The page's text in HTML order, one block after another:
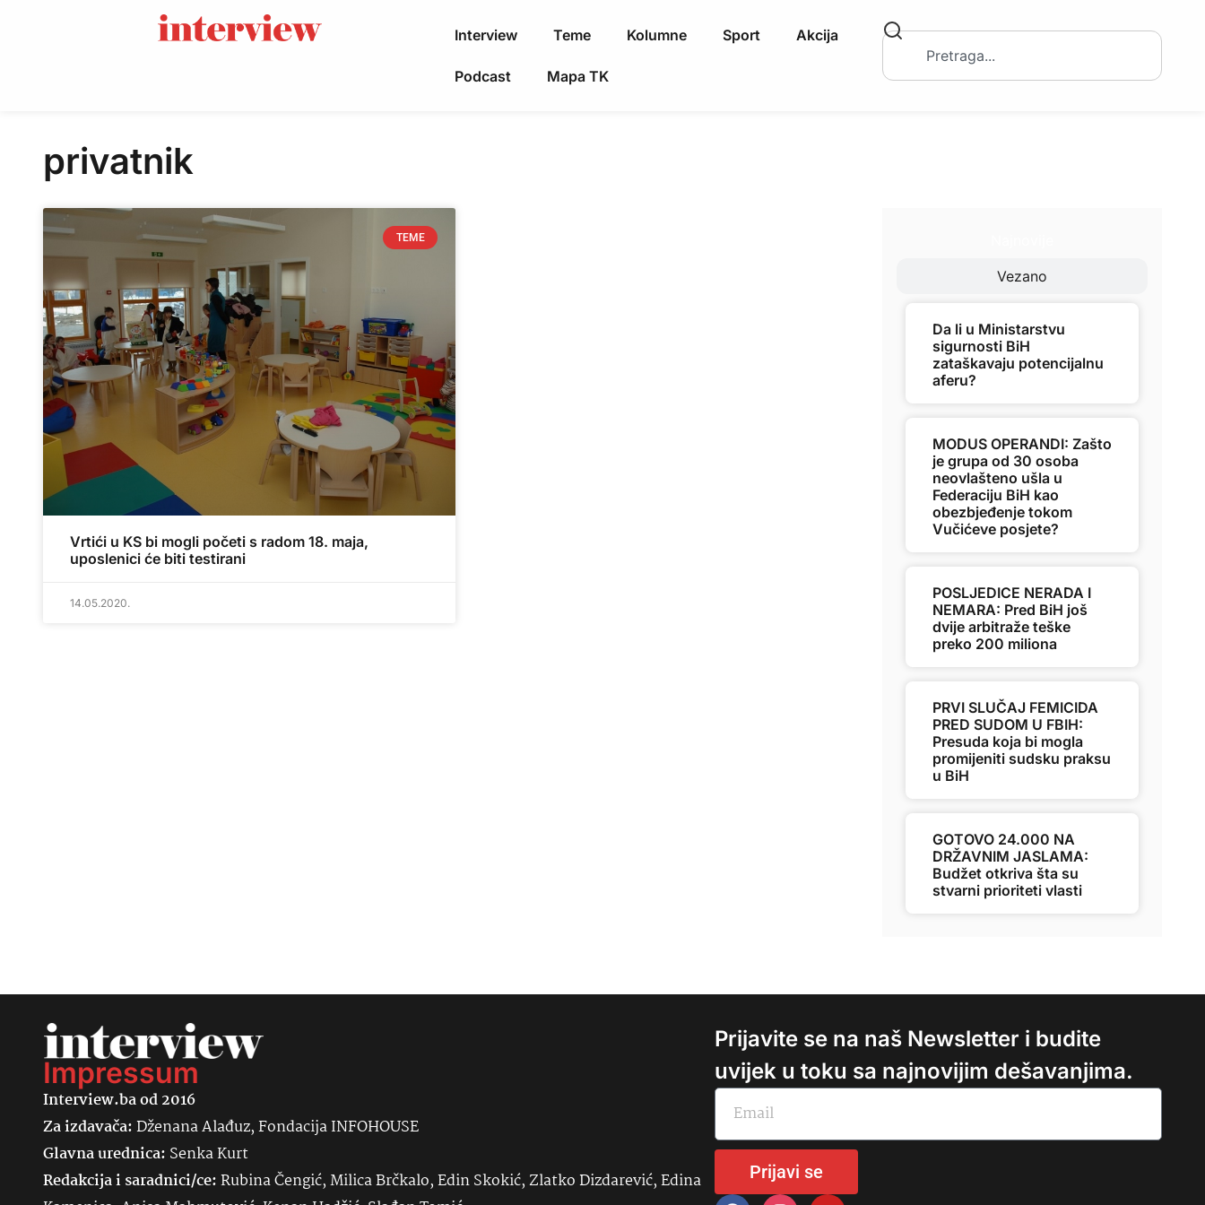
Interview Teme Kolumne Sport Akcija
Podcast Mapa TK
privatnik
TEME
Vrtići u KS bi mogli početi s radom 18. maja,
uposlenici će biti testirani
14.05.2020.
Vezano
Da li u Ministarstvu
sigurnosti BiH
zataškavaju potencijalnu
aferu?
MODUS OPERANDI: Zašto
je grupa od 30 osoba
neovlašteno ušla u
Federaciju BiH kao
obezbjeđenje tokom
Vučićeve posjete?
POSLJEDICE NERADA I
NEMARA: Pred BiH još
dvije arbitraže teške
preko 200 miliona
PRVI SLUČAJ FEMICIDA
PRED SUDOM U FBIH:
Presuda koja bi mogla
promijeniti sudsku praksu
u BiH
GOTOVO 24.000 NA
DRŽAVNIM JASLAMA:
Budžet otkriva šta su
stvarni prioriteti vlasti
Impressum
Interview.ba od 2016
Za izdavača:Dženana Alađuz, Fondacija INFOHOUSE
Glavna urednica: SenkaKurt
Redakcija i saradnici/ce:Rubina Čengić, Milica Brčkalo, Edin Skokić, Zlatko Dizdarević, Edina
Prijavite se na naš Newsletter i budite
uvijek u toku sa najnovijim dešavanjima.
Prijavi se